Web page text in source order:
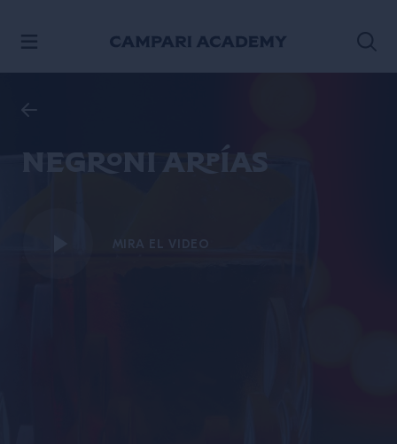
Negroni Arpías
MIRA EL VIDEO